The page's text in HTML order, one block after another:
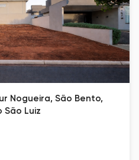
Nogueira, São Bento,
São Luiz